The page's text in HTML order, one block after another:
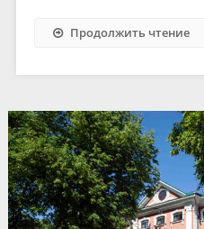
Продолжить чтение